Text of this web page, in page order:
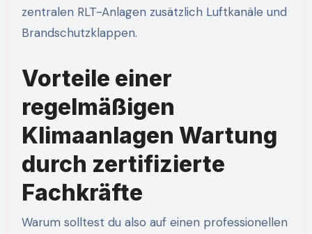
zentralen RLT-Anlagen zusätzlich Luftkanäle und
Brandschutzklappen.
Vorteile einer
regelmäßigen
Klimaanlagen Wartung
durch zertifizierte
Fachkräfte
Warum solltest du also auf einen professionellen